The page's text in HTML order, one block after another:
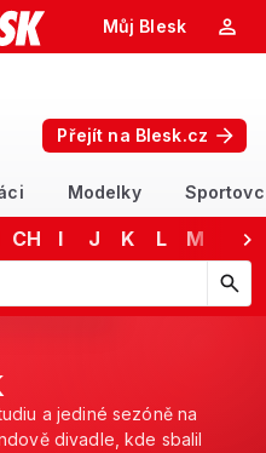
Můj Blesk
Přejít na Blesk.cz
Modelky
CH I J K L M
nahoru procházejte návrhy,
a jediné sezóně na
divadle, kde sbalil